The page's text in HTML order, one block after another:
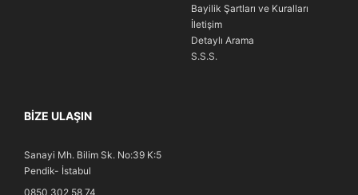
Bayilik Şartları ve Kuralları
İletişim
Detaylı Arama
S.S.S.
BIZE ULAŞIN
Sanayi Mh. Bilim Sk. No:39 K:5
Pendik- İstabul
0850 302 58 74